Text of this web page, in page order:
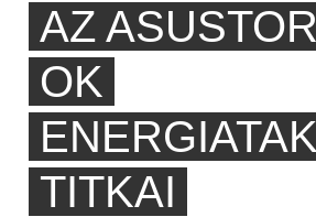
AZ
OK
TITKAI